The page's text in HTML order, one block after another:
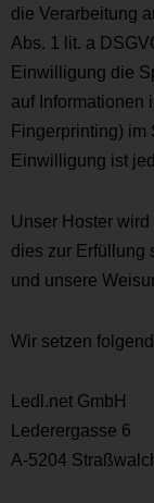
die Verarbeitung
Abs. 1 lit. a
Einwilligung die
auf Informationen
Fingerprinting) im
Einwilligung ist
Unser Hoster
dies zur Erfüllung
und unsere
Wir setzen
Ledl.net GmbH
Lederergasse 6
A-5204